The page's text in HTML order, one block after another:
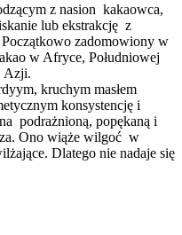
z nasion kakaowca,
lub ekstrakcję z
zadomowiony w
w Afryce, Południowej
Azji.
kruchym masłem
konsystencję i
podrażnioną, popękaną i
Ono wiąże wilgoć w
Dlatego nie nadaje się